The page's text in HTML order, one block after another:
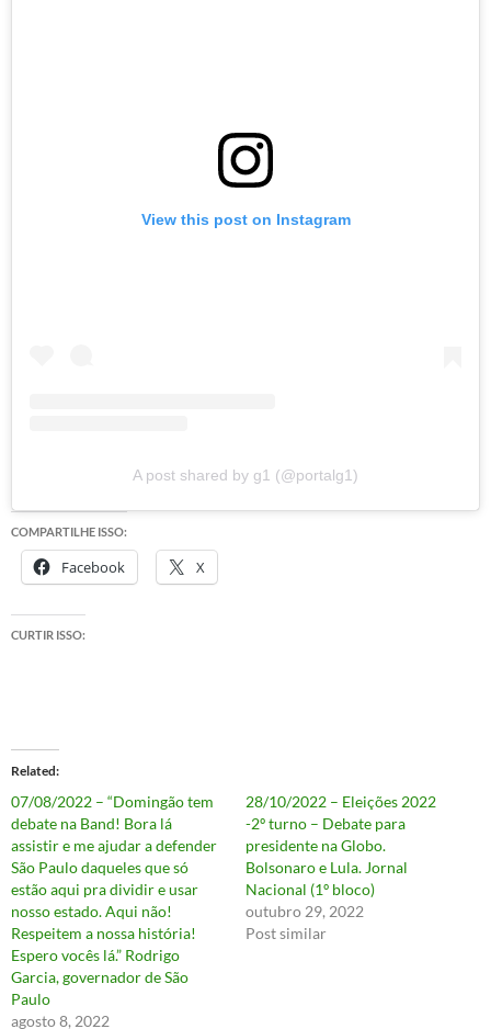
View this post on Instagram
A post shared by g1 (@portalg1)
COMPARTILHE ISSO:
Facebook X
CURTIR ISSO:
Related
07/08/2022 – “Domingão tem
debate na Band! Bora lá
assistir e me ajudar a defender
São Paulo daqueles que só
estão aqui pra dividir e usar
nosso estado. Aqui não!
Respeitem a nossa história!
Espero vocês lá.” Rodrigo
Garcia, governador de São
Paulo
agosto 8, 2022
28/10/2022 – Eleições 2022
-2º turno – Debate para
presidente na Globo.
Bolsonaro e Lula. Jornal
Nacional (1º bloco)
outubro 29, 2022
Post similar